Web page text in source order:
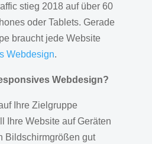
stieg 2018 auf über 60
oder Tablets. Gerade
braucht jede Website
Webdesign.
Webdesign?
Ihre Zielgruppe
Ihre Website auf Geräten
Bildschirmgrößen gut